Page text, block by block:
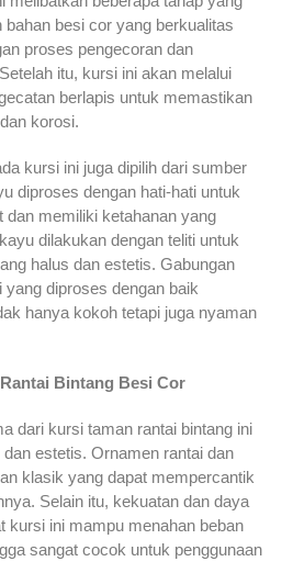
bahan besi cor yang berkualitas
proses pengecoran dan
itu, kursi ini akan melalui
berlapis untuk memastikan
korosi.
kursi ini juga dipilih dari sumber
diproses dengan hati-hati untuk
memiliki ketahanan yang
dilakukan dengan teliti untuk
halus dan estetis. Gabungan
diproses dengan baik
hanya kokoh tetapi juga nyaman
Bintang Besi Cor
dari kursi taman rantai bintang ini
estetis. Ornamen rantai dan
klasik yang dapat mempercantik
Selain itu, kekuatan dan daya
kursi ini mampu menahan beban
sangat cocok untuk penggunaan